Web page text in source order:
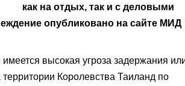
как на отдых, так и с деловыми
опубликовано на сайте МИД
имеется высокая угроза задержания
территории Королевства Таиланд по